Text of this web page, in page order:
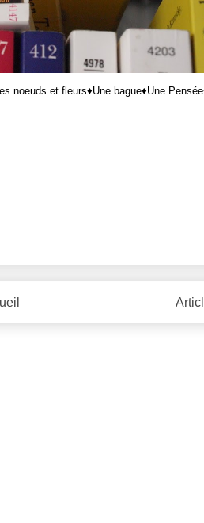
noeuds et fleurs♦Une bague♦Une